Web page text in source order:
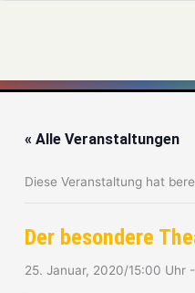
« Alle Veranstaltungen
Diese Veranstaltung hat
Der besondere
25. Januar, 2020/15:00 Uhr -